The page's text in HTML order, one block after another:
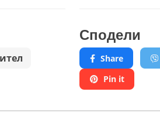
Сподели
Share
Pin it